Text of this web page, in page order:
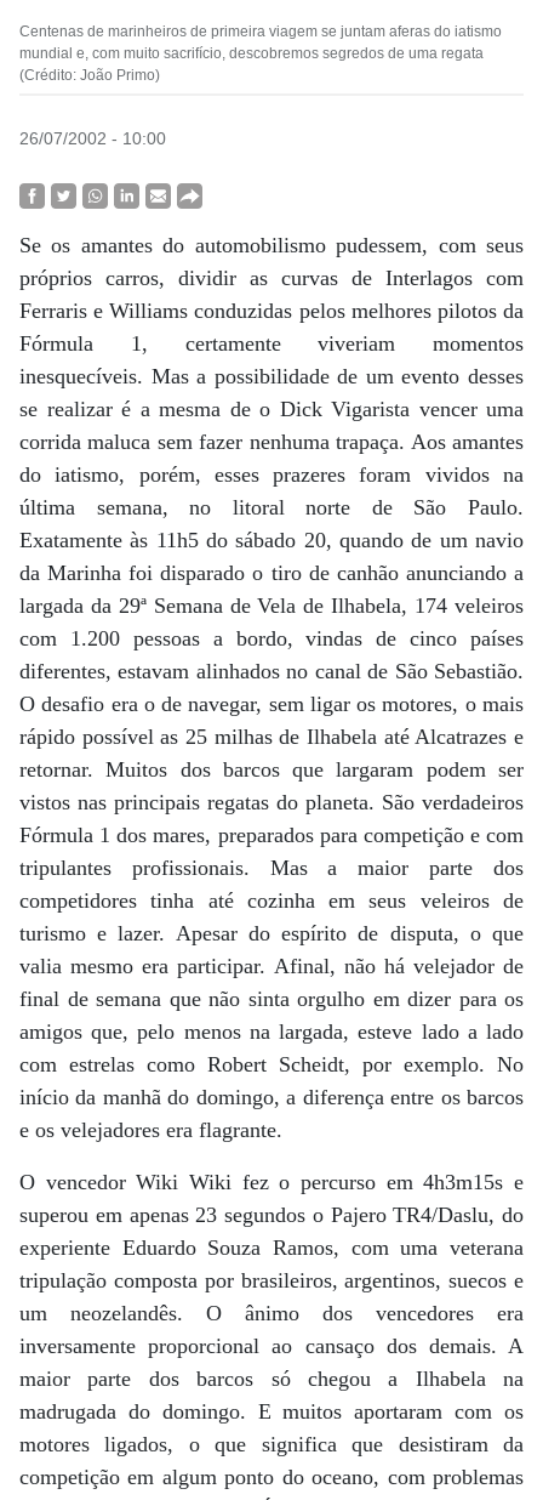
Centenas de marinheiros de primeira viagem se juntam aferas do iatismo
mundial e, com muito sacrifício, descobremos segredos de uma regata
(Crédito: João Primo)
26/07/2002 - 10:00
Se os amantes do automobilismo pudessem, com seus
próprios carros, dividir as curvas de Interlagos com
Ferraris e Williams conduzidas pelos melhores pilotos da
Fórmula 1, certamente viveriam momentos
inesquecíveis. Mas a possibilidade de um evento desses
se realizar é a mesma de o Dick Vigarista vencer uma
corrida maluca sem fazer nenhuma trapaça. Aos amantes
do iatismo, porém, esses prazeres foram vividos na
última semana, no litoral norte de São Paulo.
Exatamente às 11h5 do sábado 20, quando de um navio
da Marinha foi disparado o tiro de canhão anunciando a
largada da 29ª Semana de Vela de Ilhabela, 174 veleiros
com 1.200 pessoas a bordo, vindas de cinco países
diferentes, estavam alinhados no canal de São Sebastião.
O desafio era o de navegar, sem ligar os motores, o mais
rápido possível as 25 milhas de Ilhabela até Alcatrazes e
retornar. Muitos dos barcos que largaram podem ser
vistos nas principais regatas do planeta. São verdadeiros
Fórmula 1 dos mares, preparados para competição e com
tripulantes profissionais. Mas a maior parte dos
competidores tinha até cozinha em seus veleiros de
turismo e lazer. Apesar do espírito de disputa, o que
valia mesmo era participar. Afinal, não há velejador de
final de semana que não sinta orgulho em dizer para os
amigos que, pelo menos na largada, esteve lado a lado
com estrelas como Robert Scheidt, por exemplo. No
início da manhã do domingo, a diferença entre os barcos
e os velejadores era flagrante.
O vencedor Wiki Wiki fez o percurso em 4h3m15s e
superou em apenas 23 segundos o Pajero TR4/Daslu, do
experiente Eduardo Souza Ramos, com uma veterana
tripulação composta por brasileiros, argentinos, suecos e
um neozelandês. O ânimo dos vencedores era
inversamente proporcional ao cansaço dos demais. A
maior parte dos barcos só chegou a Ilhabela na
madrugada do domingo. E muitos aportaram com os
motores ligados, o que significa que desistiram da
competição em algum ponto do oceano, com problemas